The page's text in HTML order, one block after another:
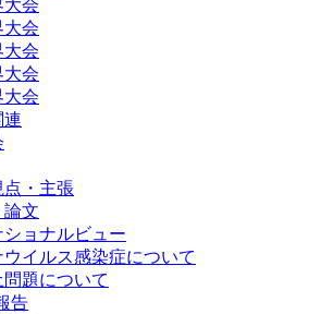
大会
大会
大会
大会
大会
連
点・主張
論文
ョナルビュー
イルス感染症について
題について
告